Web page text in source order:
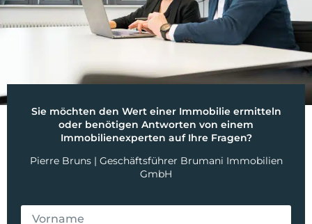
Sie möchten den Wert einer Immobilie ermitteln
oder benötigen Antworten von einem
Immobilienexperten auf Ihre Fragen?
Pierre Bruns | Geschäftsführer Brumani Immobilien
GmbH